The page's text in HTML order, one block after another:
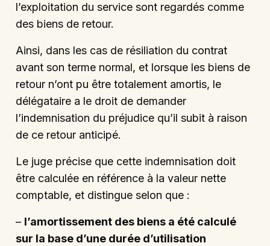
l’exploitation du service sont regardés comme
des biens de retour.
Ainsi, dans les cas de résiliation du contrat
avant son terme normal, et lorsque les biens de
retour n’ont pu être totalement amortis, le
délégataire a le droit de demander
l’indemnisation du préjudice qu’il subit à raison
de ce retour anticipé.
Le juge précise que cette indemnisation doit
être calculée en référence à la valeur nette
comptable, et distingue selon que :
– l’amortissement des biens a été calculé
sur la base d’une durée d’utilisation